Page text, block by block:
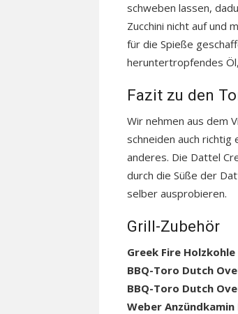
schweben lassen,
Zucchini nicht auf und
für die Spieße
heruntertropfendes
Fazit zu den
Wir nehmen aus dem
schneiden auch richtig
anderes. Die Dattel
durch die Süße der
selber ausprobieren.
Grill-Zubehör
Greek Fire
BBQ-Toro Dutch
BBQ-Toro Dutch
Weber